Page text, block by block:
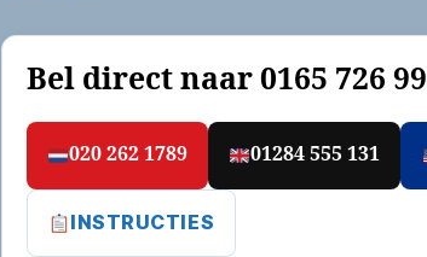
Bel direct naar0165 726
020 262 1789 01284 555 131
INSTRUCTIES